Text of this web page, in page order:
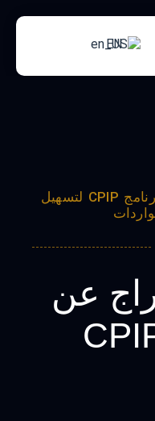
EN
تبسيط الموافقات الخاصة ببرنامج CPIP لتسهيل
عن